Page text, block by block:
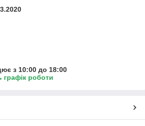
з 10:00 до 18:00
графік роботи